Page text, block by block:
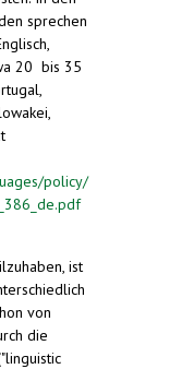
sprechen
20 bis 35
policy/
ist
von
die